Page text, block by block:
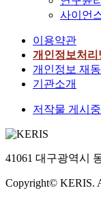
사이언
이용약관
개인정보처리
개인정보 재동
기관소개
저작물 게시
41061 대구광역시
Copyright© KERIS.